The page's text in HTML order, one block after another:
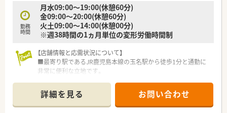
勤務
時間
月水09:00～19:00(休憩60分)
金09:00～20:00(休憩60分)
火土09:00～14:00(休憩00分)
※週38時間の1ヵ月単位の変形労働時間制
【店舗情報と応需状況について】
■最寄り駅であるJR鹿児島本線の玉名駅から徒歩1分と通勤に
非常に便利な立地です。
枚応需する環境です。
■薬剤師はパートを含め4名から5名ほど在籍しており事務員も
2名配置されています。
詳細を見る お問い合わせ